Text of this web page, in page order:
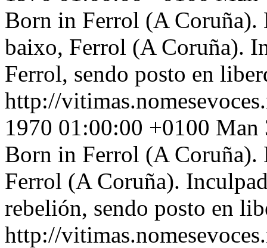
Born in Ferrol (A Coruña).
baixo, Ferrol (A Coruña).
Ferrol, sendo posto en
http://
1970 01:00:00 +0100 Man
Born in Ferrol (A Coruña).
Ferrol (A Coruña).
rebelión, sendo posto en
http://